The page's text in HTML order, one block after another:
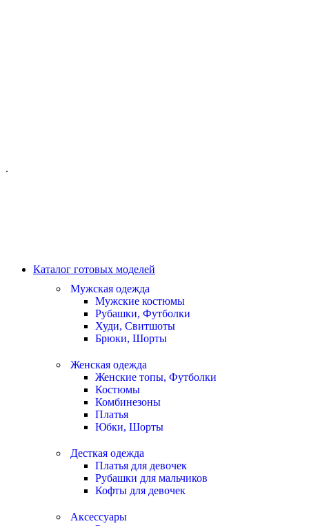
.
Каталог готовых моделей
Мужская одежда
Мужские костюмы
Рубашки, Футболки
Худи, Свитшоты
Брюки, Шорты
Женская одежда
Женские топы, Футболки
Костюмы
Комбинезоны
Платья
Юбки, Шорты
Десткая одежда
Платья для девочек
Рубашки для мальчиков
Кофты для девочек
Аксессуары